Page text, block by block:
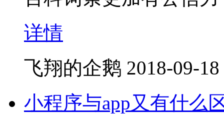
详情
飞翔的企鹅 2018-09-
小程序与app又有什么